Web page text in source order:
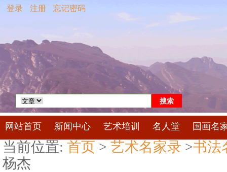
网站首页 新闻中心 艺术培训 名人堂 国画名
登录 注册 忘记密码
当前位置: 首页 > 艺术名家录 >书法
杨杰